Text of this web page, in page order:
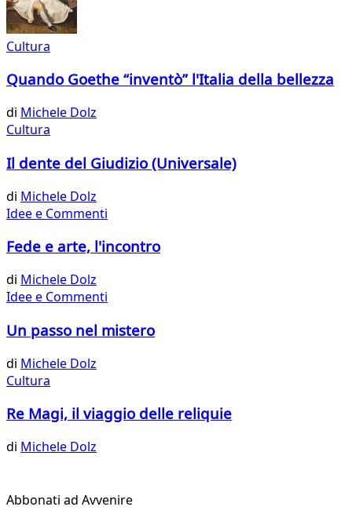
Cultura
Quando Goethe “inventò” l'Italia della bellezza
di Michele Dolz
Cultura
Il dente del Giudizio (Universale)
di Michele Dolz
Idee e Commenti
Fede e arte, l'incontro
di Michele Dolz
Idee e Commenti
Un passo nel mistero
di Michele Dolz
Cultura
Re Magi, il viaggio delle reliquie
di Michele Dolz
Abbonati ad Avvenire